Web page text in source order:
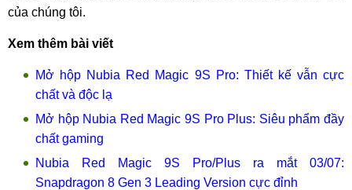
của chúng tôi.
Xem thêm bài viết
Mở hộp Nubia Red Magic 9S Pro: Thiết kế vẫn cực
chất và độc lạ
Mở hộp Nubia Red Magic 9S Pro Plus: Siêu phẩm đầy
chất gaming
Nubia Red Magic 9S Pro/Plus ra mắt 03/07:
Snapdragon 8 Gen 3 Leading Version cực đỉnh